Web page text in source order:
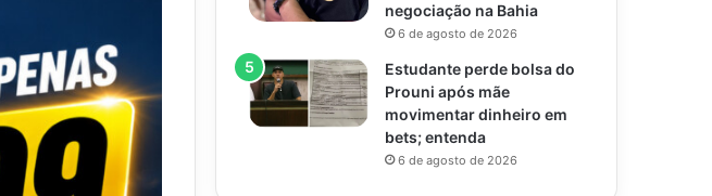
negociação na Bahia
6 de agosto de 2026
Estudante perde bolsa do
Prouni após mãe
movimentar dinheiro em
bets; entenda
6 de agosto de 2026